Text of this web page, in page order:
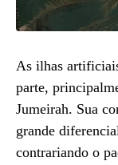
As ilhas
parte,
Jumeirah. Sua
grande
contrariando o